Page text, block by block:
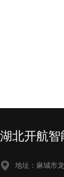
湖北开航智
地址：麻城市